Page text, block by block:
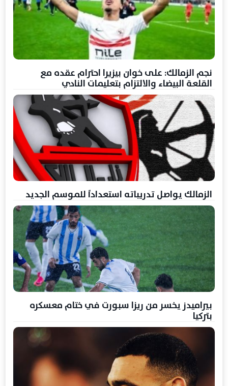
نجم الزمالك: على خوان بيزيرا احترام عقده مع
القلعة البيضاء والالتزام بتعليمات النادي
الزمالك يواصل تدريباته استعداداً للموسم الجديد
بيراميدز يخسر من ريزا سبورت في ختام معسكره
بتركيا